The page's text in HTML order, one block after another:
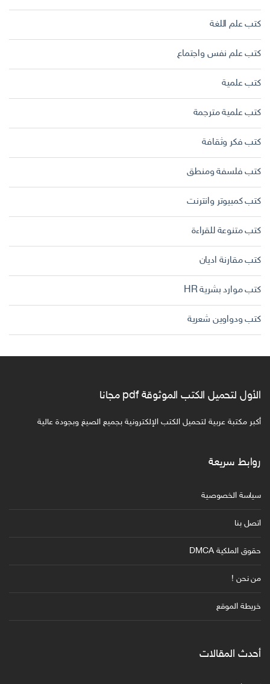
كتب علم اللغة
كتب علم نفس واجتماع
كتب علمية
كتب علمية مترجمة
كتب فكر وثقافة
كتب فلسفة ومنطق
كتب كمبيوتر وانترنت
كتب متنوعة للقراءة
كتب مقارنة اديان
كتب موارد بشرية HR
كتب ودواوين شعرية
الأول لتحميل الكتب الموثوقة pdf مجانا
أكبر مكتبة عربية لتحميل الكتب الإلكترونية بجميع الصيغ وبجودة عالية
روابط سريعة
سياسة الخصوصية
اتصل بنا
حقوق الملكية DMCA
من نحن !
خريطة الموقع
أحدث المقالات